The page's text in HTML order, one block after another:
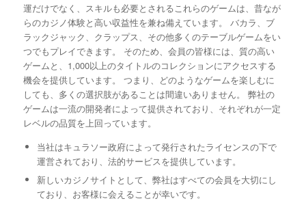
運だけでなく、スキルも必要とされるこれらのゲームは、昔なが
らのカジノ体験と高い収益性を兼ね備えています。 バカラ、ブ
ラックジャック、クラップス、その他多くのテーブルゲームをい
つでもプレイできます。 そのため、会員の皆様には、質の高い
ゲームと、1,000以上のタイトルのコレクションにアクセスする
機会を提供しています。 つまり、どのようなゲームを楽しむに
しても、多くの選択肢があることは間違いありません。 弊社の
ゲームは一流の開発者によって提供されており、それぞれが一定
レベルの品質を上回っています。
当社はキュラソー政府によって発行されたライセンスの下で
運営されており、法的サービスを提供しています。
新しいカジノサイトとして、弊社はすべての会員を大切にし
ており、お客様に会えることが幸いです。